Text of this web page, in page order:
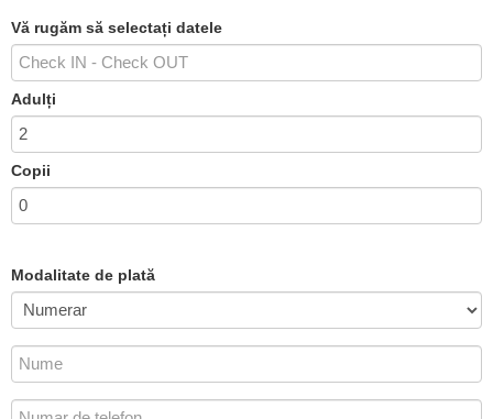
Vă rugăm să selectați datele
Adulți
Copii
Modalitate de plată